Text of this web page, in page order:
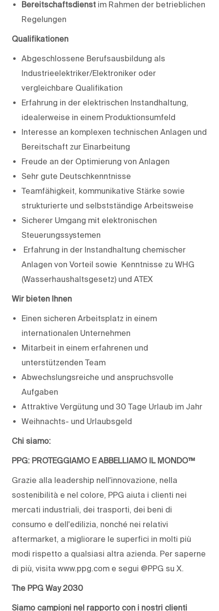
Bereitschaftsdienst im Rahmen der betrieblichen
Regelungen
Qualifikationen
Abgeschlossene Berufsausbildung als
Industrieelektriker/Elektroniker oder
vergleichbare Qualifikation
Erfahrung in der elektrischen Instandhaltung,
idealerweise in einem Produktionsumfeld
Interesse an komplexen technischen Anlagen und
Bereitschaft zur Einarbeitung
Freude an der Optimierung von Anlagen
Sehr gute Deutschkenntnisse
Teamfähigkeit, kommunikative Stärke sowie
strukturierte und selbstständige Arbeitsweise
Sicherer Umgang mit elektronischen
Steuerungssystemen
Erfahrung in der Instandhaltung chemischer
Anlagen von Vorteil sowie Kenntnisse zu WHG
(Wasserhaushaltsgesetz) und ATEX
Wir bieten Ihnen
Einen sicheren Arbeitsplatz in einem
internationalen Unternehmen
Mitarbeit in einem erfahrenen und
unterstützenden Team
Abwechslungsreiche und anspruchsvolle
Aufgaben
Attraktive Vergütung und 30 Tage Urlaub im Jahr
Weihnachts- und Urlaubsgeld
Chi siamo:
PPG: PROTEGGIAMO E ABBELLIAMO IL MONDO™
Grazie alla leadership nell'innovazione, nella
sostenibilità e nel colore, PPG aiuta i clienti nei
mercati industriali, dei trasporti, dei beni di
consumo e dell'edilizia, nonché nei relativi
aftermarket, a migliorare le superfici in molti più
modi rispetto a qualsiasi altra azienda. Per saperne
di più, visita www.ppg.com e segui @PPG su X.
The PPG Way 2030
Siamo campioni nel rapporto con i nostri clienti